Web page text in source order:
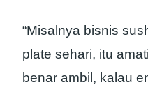
“Misalnya bisnis
plate sehari, itu
benar ambil, kalau